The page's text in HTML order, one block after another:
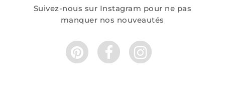
Suivez-nous sur Instagram pour ne pas
manquer nos nouveautés